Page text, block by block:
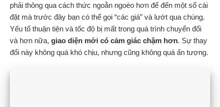
phải thông qua cách thức ngoằn ngoèo hơn để đến một số cài
đặt mà trước đây bạn có thể gọi “các giá” và lướt qua chúng.
Yếu tố thuận tiện và tốc độ bị mất trong quá trình chuyển đổi
và hơn nữa, giao diện mới có cảm giác chậm hơn. Sự thay
đổi này không quá khó chịu, nhưng cũng không quá ấn tượng.